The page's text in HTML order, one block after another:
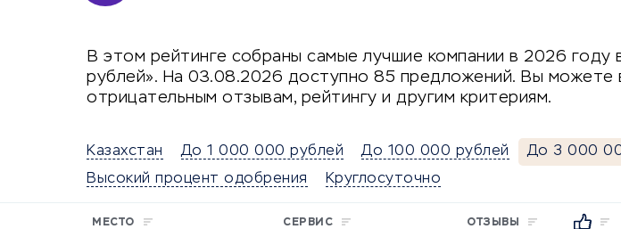
В этом рейтинге собраны самые лучшие компании в 2026
рублей». На 03.08.2026 доступно 85 предложений. Вы можете
отрицательным отзывам, рейтингу и другим критериям.
Казахстан До 1 000 000 рублей До 100 000 рублей До 3 000
Высокий процент одобрения
Круглосуточно
МЕСТО СЕРВИС ОТЗЫВЫ